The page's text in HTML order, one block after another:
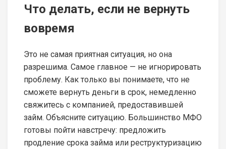
Что делать, если не вернуть
вовремя
Это не самая приятная ситуация, но она
разрешима. Самое главное — не игнорировать
проблему. Как только вы понимаете, что не
сможете вернуть деньги в срок, немедленно
свяжитесь с компанией, предоставившей
займ. Объясните ситуацию. Большинство МФО
готовы пойти навстречу: предложить
продление срока займа или реструктуризацию